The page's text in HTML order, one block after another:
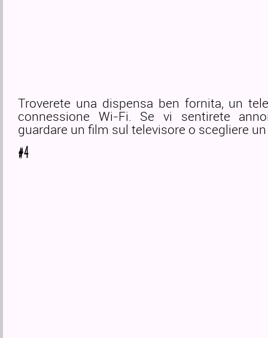
Troverete una dispensa ben fornita, un
connessione Wi-Fi. Se vi sentirete
guardare un film sul televisore o scegliere un
#4